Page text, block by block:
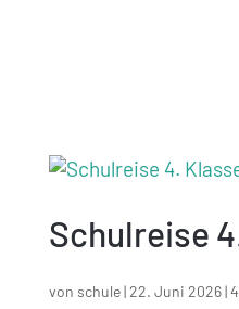
Schulreise
von schule|22. Juni 2026|